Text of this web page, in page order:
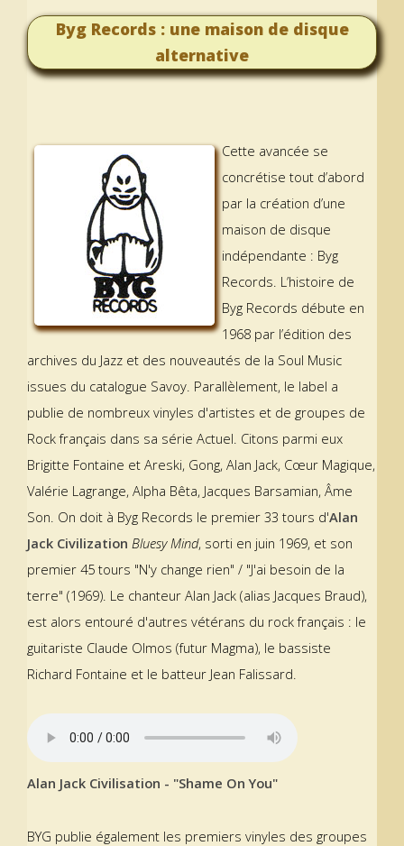
Byg Records : une maison de disque
alternative
Cette avancée se
concrétise tout d’abord
par la création d’une
maison de disque
indépendante : Byg
Records. L’histoire de
Byg Records débute en
1968 par l’édition des
archives du Jazz et des nouveautés de la Soul Music
issues du catalogue Savoy. Parallèlement, le label a
publie de nombreux vinyles d'artistes et de groupes de
Rock français dans sa série Actuel. Citons parmi eux
Brigitte Fontaine et Areski, Gong, Alan Jack, Cœur Magique,
Valérie Lagrange, Alpha Bêta, Jacques Barsamian, Âme
Son. On doit à Byg Records le premier 33 tours d'Alan
Jack Civilization Bluesy Mind, sorti en juin 1969, et son
premier 45 tours "N'y change rien" / "J'ai besoin de la
terre" (1969). Le chanteur Alan Jack (alias Jacques Braud),
est alors entouré d'autres vétérans du rock français : le
guitariste Claude Olmos (futur Magma), le bassiste
Richard Fontaine et le batteur Jean Falissard.
Alan Jack Civilisation - "Shame On You"
BYG publie également les premiers vinyles des groupes